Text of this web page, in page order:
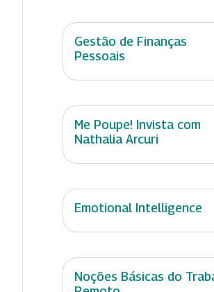
Gestão de Finanças
Pessoais
Me Poupe! Invista com
Nathalia Arcuri
Emotional Intelligence
Noções Básicas do